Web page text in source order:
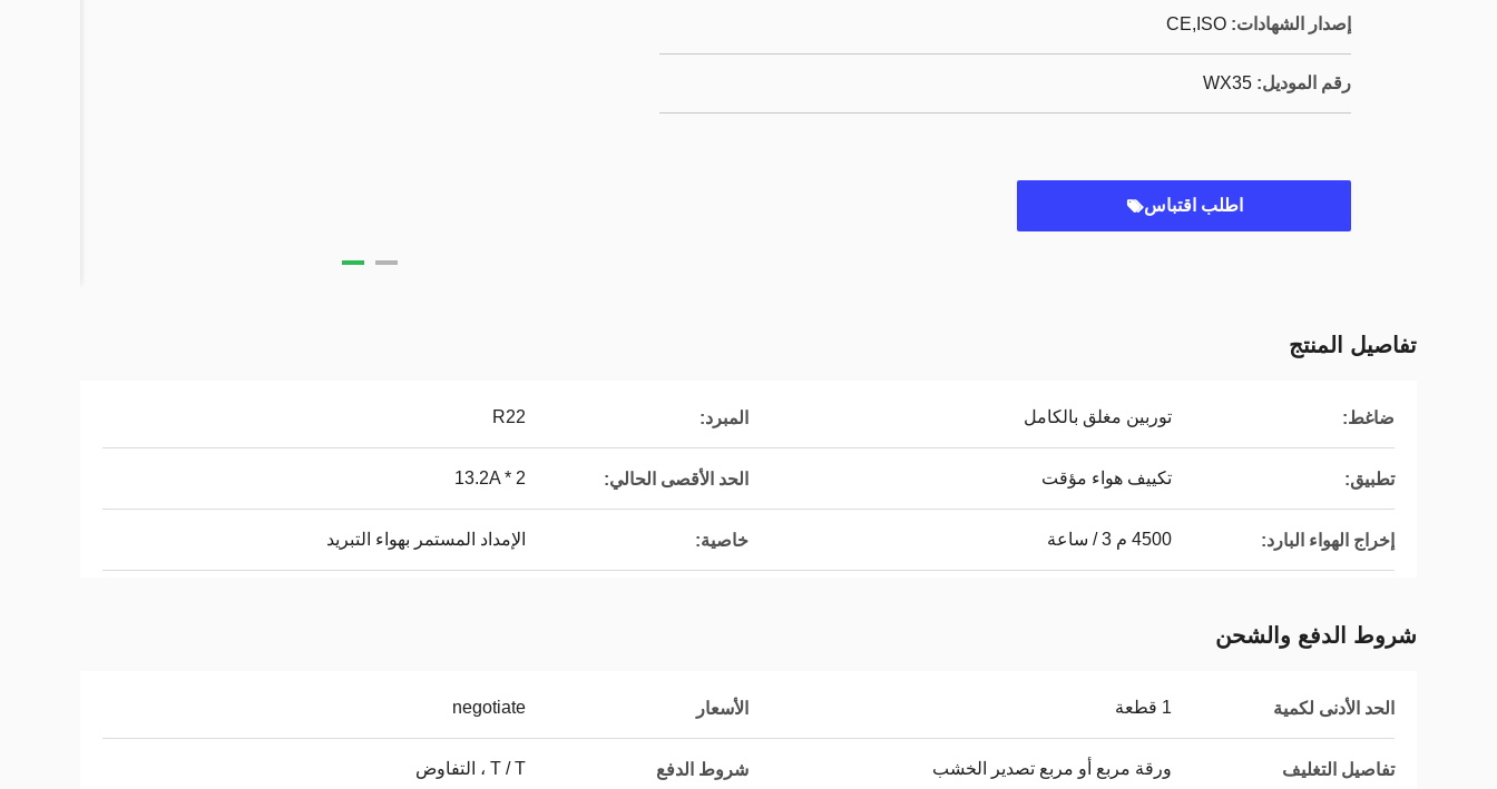
إصدار الشهادات: CE,ISO
رقم الموديل: WX35
اطلب اقتباس
تفاصيل المنتج
ضاغط: توربين مغلق بالكامل المبرد: R22
تطبيق: تكييف هواء مؤقت الحد الأقصى الحالي: 13.2A * 2
إخراج الهواء البارد: 4500 م 3 / ساعة خاصية: الإمداد المستمر بهواء التبريد
شروط الدفع والشحن
الحد الأدنى لكمية 1 قطعة الأسعار negotiate
تفاصيل التغليف ورقة مربع أو مربع تصدير الخشب شروط الدفع T / T ، التفاوض